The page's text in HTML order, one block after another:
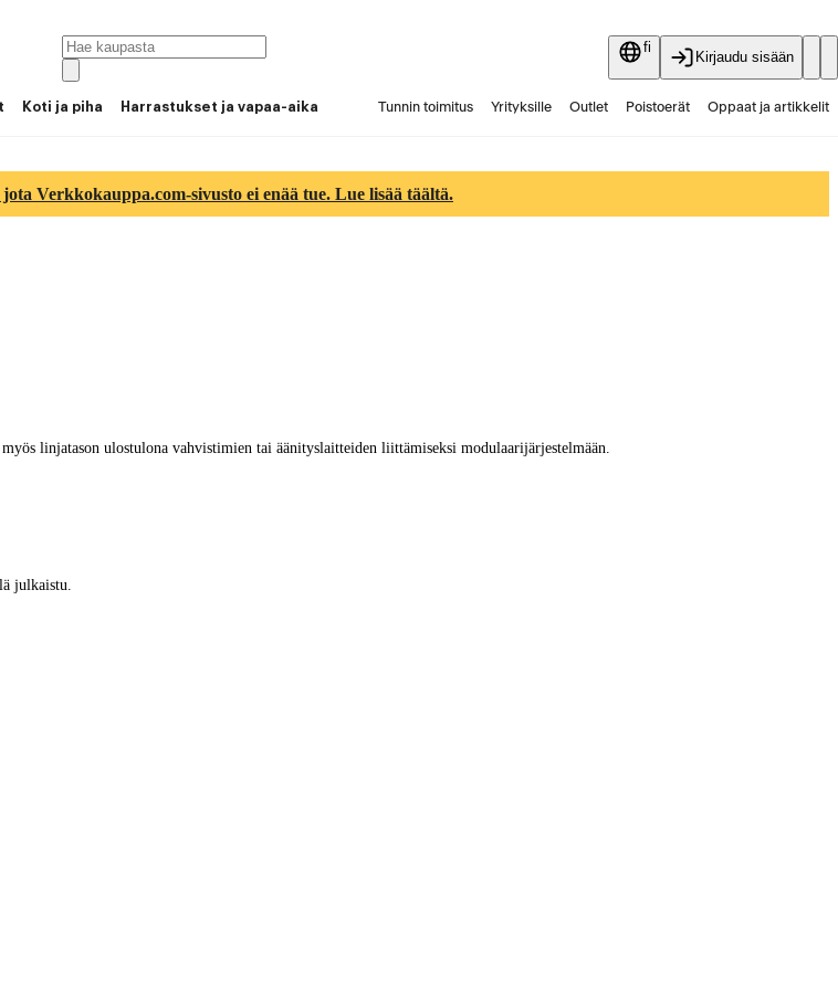
fi
Kirjaudu sisään
Koti ja piha Harrastukset ja vapaa-aika Tunnin toimitus Yrityksille Outlet Poistoerät Oppaat ja artikkelit
Verkkokauppa.com-sivusto ei enää tue. Lue lisää täältä.
linjatason ulostulona vahvistimien tai äänityslaitteiden liittämiseksi modulaarijärjestelmään.
julkaistu.